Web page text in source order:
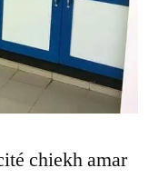
chiekh amar